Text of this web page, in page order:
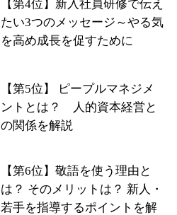
【第4位】新入社員研修で伝え
たい3つのメッセージ～やる気
を高め成長を促すために
【第5位】 ピープルマネジメ
ントとは？ 人的資本経営と
の関係を解説
【第6位】敬語を使う理由と
は？ そのメリットは？ 新人・
若手を指導するポイントを解